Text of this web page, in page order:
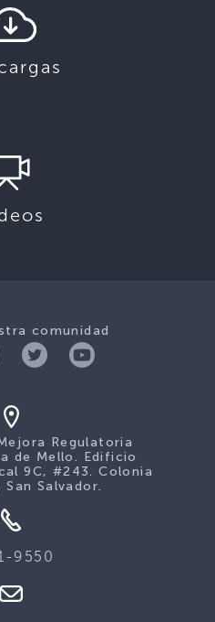
comunidad
Regulatoria
de Mello. Edificio
9C, #243. Colonia
Salvador.
9550